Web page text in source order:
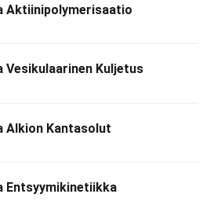
Aktiinipolymerisaatio
Vesikulaarinen Kuljetus
Alkion Kantasolut
Entsyymikinetiikka